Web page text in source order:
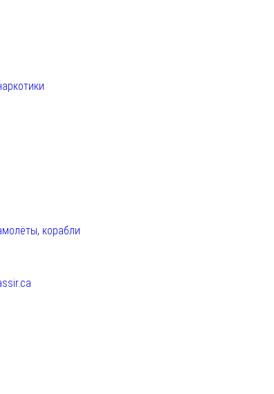
корабли